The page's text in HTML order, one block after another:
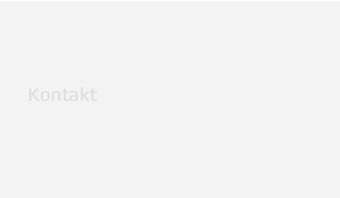
Kontakt